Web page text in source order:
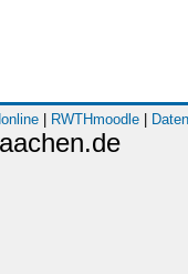
RWTHmoodle